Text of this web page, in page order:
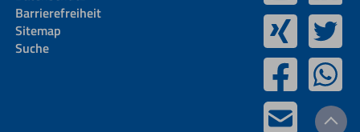
Barrierefreiheit
Sitemap
Suche